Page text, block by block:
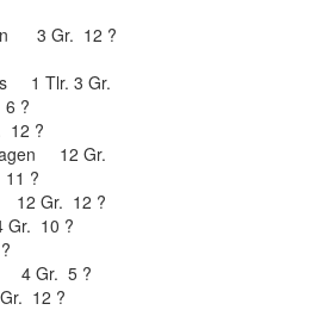
3 Gr. 12 ?
1 Tlr. 3 Gr.
?
?
12 Gr.
?
12 Gr. 12 ?
10 ?
4 Gr. 5 ?
12 ?